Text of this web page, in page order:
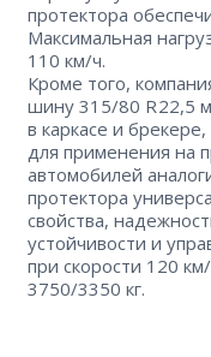
протектора
Максимальная
110 км/ч.
Кроме того,
шину 315/80 R 22,5
в каркасе и
для применения на
автомобилей
протектора
свойства,
устойчивости и
при скорости 120
3750/3350 кг.